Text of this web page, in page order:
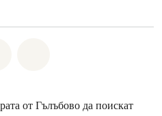
от Гълъбово да поискат